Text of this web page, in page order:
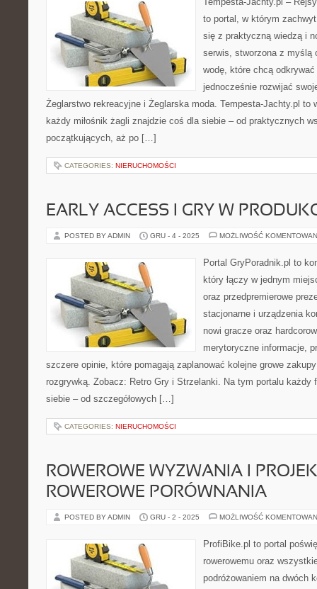
to portal, w którym
się z praktyczną wiedzą i
serwis, stworzona z myślą
wodę, które chcą
jednocześnie rozwijać
Żeglarstwo rekreacyjne i Żeglarska moda. Tempesta-Jachty.pl to
każdy miłośnik żagli znajdzie coś dla siebie – od praktycznych
początkujących, aż po […]
CATEGORIES: NIERUCHOMOŚCI
EARLY ACCESS I GRY W
POSTED BY ADMIN GRU - 4 - 2025 MOŻLIWOŚĆ
Portal GryPoradnik.pl to
który łączy w jednym
oraz przedpremierowe
stacjonarne i urządzenia
nowi gracze oraz
merytoryczne informacje,
szczere opinie, które pomagają zaplanować kolejne growe
rozgrywką. Zobacz: Retro Gry i Strzelanki. Na tym portalu każdy
siebie – od szczegółowych […]
CATEGORIES: NIERUCHOMOŚCI
ROWEROWE WYZWANIA I
ROWEROWE PORÓWNANIA
POSTED BY ADMIN GRU - 2 - 2025 MOŻLIWOŚĆ
ProfiBike.pl to portal
rowerowemu oraz
podróżowaniem na dwóch